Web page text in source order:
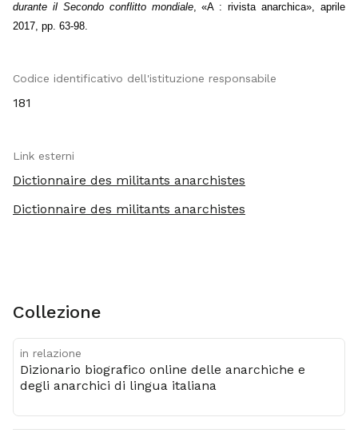
durante il Secondo conflitto mondiale, «A : rivista anarchica», aprile
2017, pp. 63-98.
Codice identificativo dell'istituzione responsabile
181
Link esterni
Dictionnaire des militants anarchistes
Dictionnaire des militants anarchistes
Collezione
in relazione
Dizionario biografico online delle anarchiche e
degli anarchici di lingua italiana